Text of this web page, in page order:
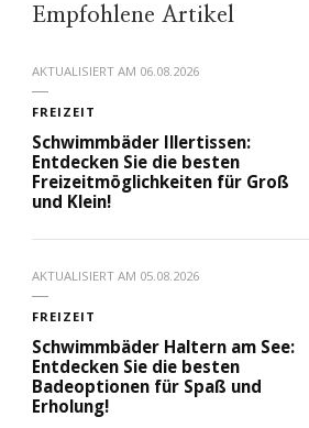
Empfohlene Artikel
AKTUALISIERT AM 06.08.2026
FREIZEIT
Schwimmbäder Illertissen:
Entdecken Sie die besten
Freizeitmöglichkeiten für Groß
und Klein!
AKTUALISIERT AM 05.08.2026
FREIZEIT
Schwimmbäder Haltern am See:
Entdecken Sie die besten
Badeoptionen für Spaß und
Erholung!